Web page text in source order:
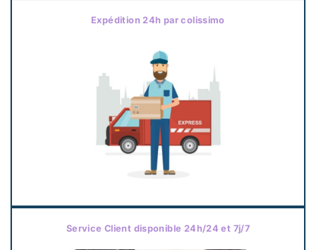
Expédition 24h par colissimo
Service Client disponible 24h/24 et 7j/7